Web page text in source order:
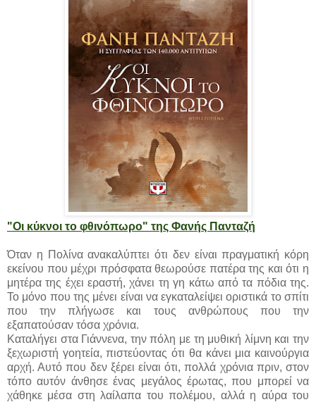
"Οι κύκνοι το φθινόπωρο" της Φανής Πανταζή
Όταν η Πολίνα ανακαλύπτει ότι δεν είναι πραγματική κόρη
εκείνου που μέχρι πρόσφατα θεωρούσε πατέρα της και ότι η
μητέρα της έχει εραστή, χάνει τη γη κάτω από τα πόδια της.
Το μόνο που της μένει είναι να εγκαταλείψει οριστικά το σπίτι
που την πλήγωσε και τους ανθρώπους που την
εξαπατούσαν τόσα χρόνια.
Καταλήγει στα Γιάννενα, την πόλη με τη μυθική λίμνη και την
ξεχωριστή γοητεία, πιστεύοντας ότι θα κάνει μια καινούργια
αρχή. Αυτό που δεν ξέρει είναι ότι, πολλά χρόνια πριν, στον
τόπο αυτόν άνθησε ένας μεγάλος έρωτας, που μπορεί να
χάθηκε μέσα στη λαίλαπα του πολέμου, αλλά η αύρα του